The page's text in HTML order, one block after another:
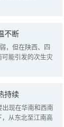
不断
，但在陕西、四
能引发的次生灾
持续
出现在华南和西南
从东北至江南高